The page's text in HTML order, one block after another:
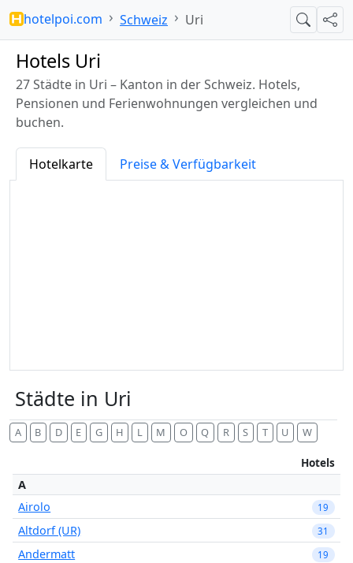
hotelpoi.com Schweiz Uri Suche
Hotels Uri
27 Städte in Uri – Kanton in der Schweiz. Hotels,
Pensionen und Ferienwohnungen vergleichen und
buchen.
Hotelkarte Preise & Verfügbarkeit
Städte in Uri
A B D E G H L M O Q R S T U W
Hotels
A
Airolo
19
Altdorf (UR) 31
Andermatt 19